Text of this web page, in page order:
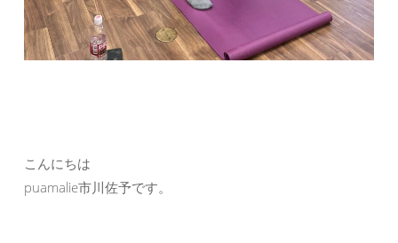
こんにちは
puamalie市川佐予です。